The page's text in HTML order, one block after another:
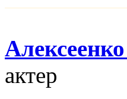
актер